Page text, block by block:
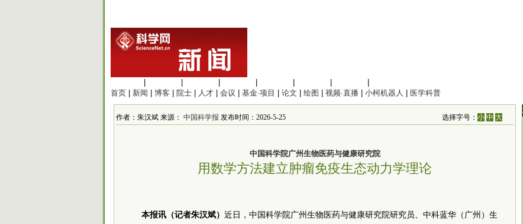
首页
新闻 博客 院士 人才 会议 基金·项目 论文 绘图 视频·直播 小柯机器人 医学科普
作者：朱汉斌 来源： 中国科学报 发布时间：2026-5-25 选择字号：小 中 大
中国科学院广州生物医药与健康研究院
用数学方法建立肿瘤免疫生态动力学理论
本报讯（记者朱汉斌） 近日，中国科学院广州生物医药与健康研究院研究员、中科蓝华（广州）生